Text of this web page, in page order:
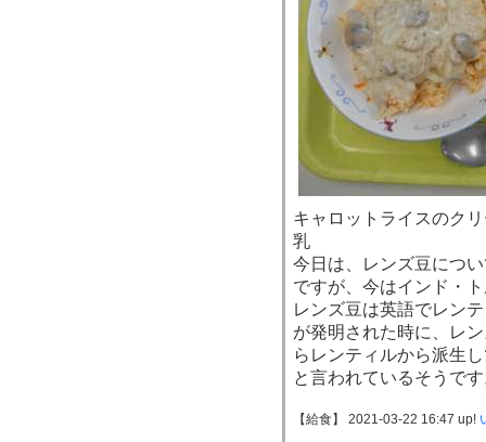
キャロットライスのク
乳
今日は、レンズ豆につ
ですが、今はインド・
レンズ豆は英語でレン
が発明された時に、レ
らレンティルから派生
と言われているそうで
【給食】 2021-03-22 16:47 up!